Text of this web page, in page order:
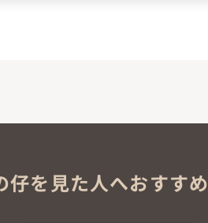
仔を見た人へおすすめ